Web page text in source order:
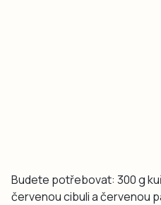
Budete potřebovat: 300 g
červenou cibuli a červenou